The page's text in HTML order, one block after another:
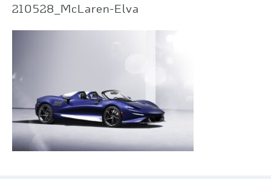
210528_McLaren-Elva